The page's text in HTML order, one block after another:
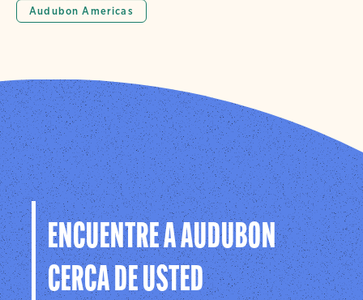
Audubon Americas
ENCUENTRE A AUDUBON
CERCA DE USTED